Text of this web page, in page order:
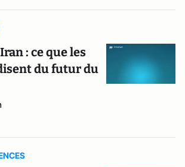
: ce que les
du futur du